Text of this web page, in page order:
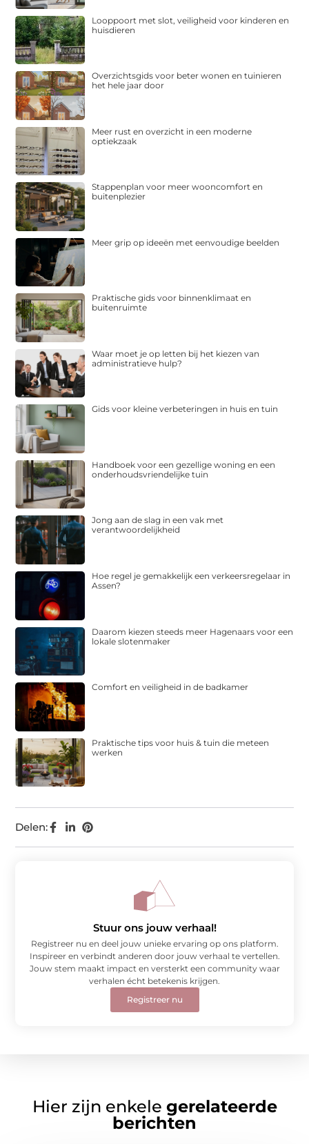
Delen:
Looppoort met slot, veiligheid voor kinderen en
huisdieren
Overzichtsgids voor beter wonen en tuinieren
het hele jaar door
Meer rust en overzicht in een moderne
optiekzaak
Stappenplan voor meer wooncomfort en
buitenplezier
Meer grip op ideeën met eenvoudige beelden
Praktische gids voor binnenklimaat en
buitenruimte
Waar moet je op letten bij het kiezen van
administratieve hulp?
Gids voor kleine verbeteringen in huis en tuin
Handboek voor een gezellige woning en een
onderhoudsvriendelijke tuin
Jong aan de slag in een vak met
verantwoordelijkheid
Hoe regel je gemakkelijk een verkeersregelaar in
Assen?
Daarom kiezen steeds meer Hagenaars voor een
lokale slotenmaker
Comfort en veiligheid in de badkamer
Praktische tips voor huis & tuin die meteen
werken
Stuur ons jouw verhaal!
Registreer nu en deel jouw unieke ervaring op ons platform.
Inspireer en verbindt anderen door jouw verhaal te vertellen.
Jouw stem maakt impact en versterkt een community waar
verhalen écht betekenis krijgen.
Registreer nu
Hier zijn enkele gerelateerde
berichten